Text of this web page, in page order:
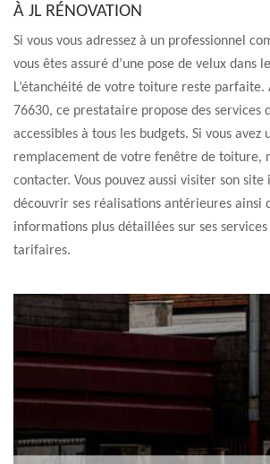
À JL RÉNOVATION
Si vous vous adressez à un professionnel
vous êtes assuré d’une pose de velux dans
L’étanchéité de votre toiture reste parfaite.
76630, ce prestataire propose des services
accessibles à tous les budgets. Si vous avez
remplacement de votre fenêtre de toiture,
contacter. Vous pouvez aussi visiter son
découvrir ses réalisations antérieures ainsi
informations plus détaillées sur ses
tarifaires.